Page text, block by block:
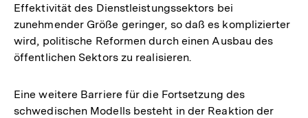
Effektivität des Dienstleistungssektors bei
zunehmender Größe geringer, so daß es komplizierter
wird, politische Reformen durch einen Ausbau des
öffentlichen Sektors zu realisieren.
Eine weitere Barriere für die Fortsetzung des
schwedischen Modells besteht in der Reaktion der